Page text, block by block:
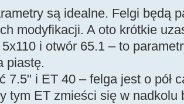
są idealne. Felgi będą
modyfikacji. A oto krótkie
i otwór 65.1 – to
piastę.
7.5" i ET 40 – felga jest o pół
tym ET zmieści się w nadkolu